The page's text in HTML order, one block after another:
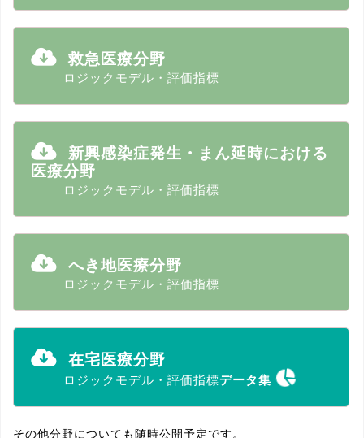
救急医療分野
ロジックモデル・評価指標
新興感染症発生・まん延時における
医療分野
ロジックモデル・評価指標
へき地医療分野
ロジックモデル・評価指標
在宅医療分野
ロジックモデル・評価指標データ集
その他分野についても随時公開予定です。